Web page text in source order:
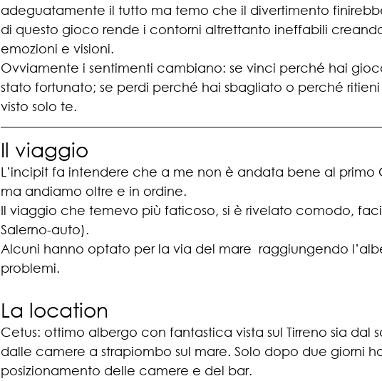
adeguatamente il tutto ma temo che il divertimento
di questo gioco rende i contorni altrettanto ineffabili
emozioni e visioni.
Ovviamente i sentimenti cambiano: se vinci perché hai
stato fortunato; se perdi perché hai sbagliato o perché
visto solo te.
Il viaggio
L’incipit fa intendere che a me non è andata bene al primo
ma andiamo oltre e in ordine.
Il viaggio che temevo più faticoso, si è rivelato comodo,
Salerno-auto).
Alcuni hanno optato per la via del mare  raggiungendo
problemi.
La location
Cetus: ottimo albergo con fantastica vista sul Tirreno sia dal
dalle camere a strapiombo sul mare. Solo dopo due giorni
posizionamento delle camere e del bar.